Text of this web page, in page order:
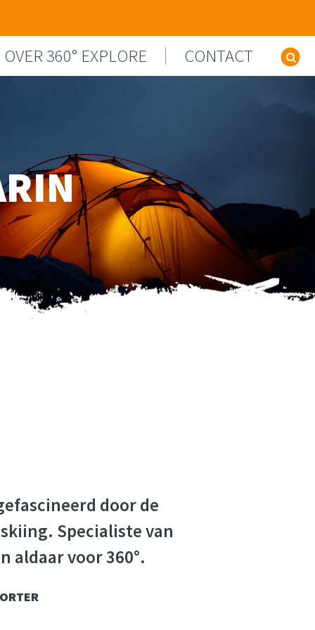
OVER 360° EXPLORE CONTACT
door de
Specialiste van
aldaar voor 360°.